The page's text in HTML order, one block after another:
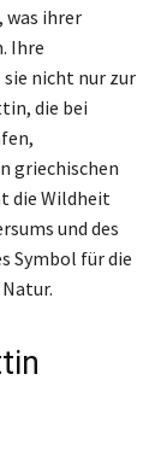
was ihrer
Ihre
nicht nur zur
die bei
griechischen
die Wildheit
und des
Symbol für die